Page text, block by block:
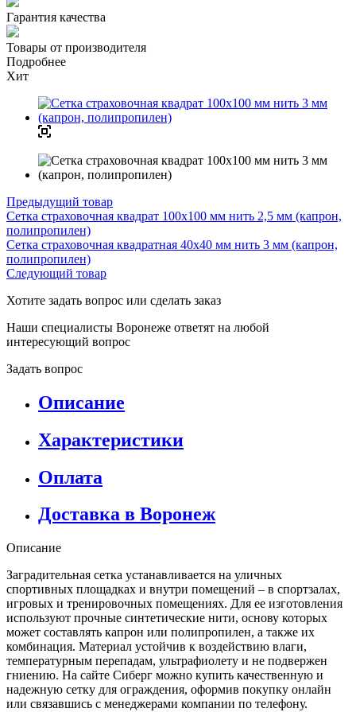
Гарантия качества
Товары от производителя
Подробнее
Хит
Предыдущий товар
Сетка страховочная квадрат 100х100 мм нить 2,5 мм (капрон,
полипропилен)
Сетка страховочная квадратная 40х40 мм нить 3 мм (капрон,
полипропилен)
Следующий товар
Хотите задать вопрос или сделать заказ
Наши специалисты Воронеже ответят на любой
интересующий вопрос
Задать вопрос
Описание
Характеристики
Оплата
Доставка в Воронеж
Описание
Заградительная сетка устанавливается на уличных
спортивных площадках и внутри помещений – в спортзалах,
игровых и тренировочных помещениях. Для ее изготовления
используют прочные синтетические нити, основу которых
может составлять капрон или полипропилен, а также их
комбинация. Материал устойчив к воздействию влаги,
температурным перепадам, ультрафиолету и не подвержен
гниению. На сайте Сиберг можно купить качественную и
надежную сетку для ограждения, оформив покупку онлайн
или связавшись с менеджерами компании по телефону.